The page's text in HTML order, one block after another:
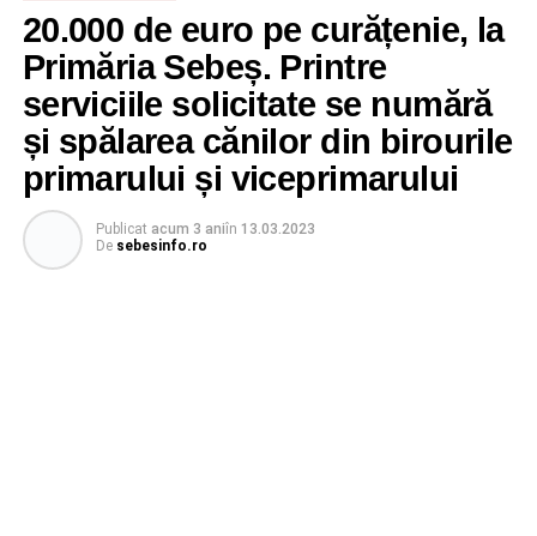
20.000 de euro pe curățenie, la
Primăria Sebeș. Printre
serviciile solicitate se numără
și spălarea cănilor din birourile
primarului și viceprimarului
Publicat acum 3 aniîn 13.03.2023
De sebesinfo.ro